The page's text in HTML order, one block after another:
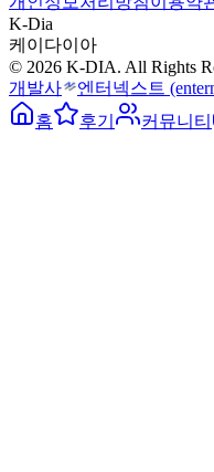
K-Dia
케이다이아
© 2026 K-DIA. All Rights
개발사
엔터넥스트
홈
후기 커뮤니티